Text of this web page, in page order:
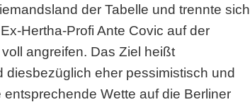
der Tabelle und trennte sich
Hertha-Profi Ante Covic auf der
angreifen. Das Ziel heißt
diesbezüglich eher pessimistisch und
Wette auf die Berliner